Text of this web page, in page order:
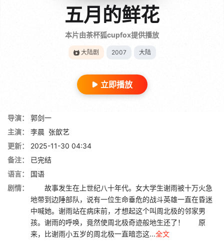
五月的鲜花
本片由茶杯狐cupfox提供播放
大陆剧 2007 大陆
立即播放
导演：
郭剑一
主演：
李晨 张歆艺
更新：
2025-11-30 04:34
备注：
已完结
语言：
国语
剧情：
故事发生在上世纪八十年代。女大学生谢雨被十万火急
地带到边陲部队，说有一位生命垂危的战斗英雄一直在昏迷
中喊她。谢雨站在病床前，才想起这个叫周北极的邻家男
孩。谢雨的呼唤，竟然使周北极奇迹般地生还了！ 原
来，比谢雨小五岁的周北极一直暗恋这...全文